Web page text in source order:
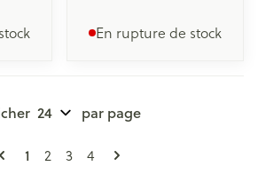
En rupture de stock
Pages
Vous lisez actuellement la page
1 Page
2 Page
3 Page
4
par page